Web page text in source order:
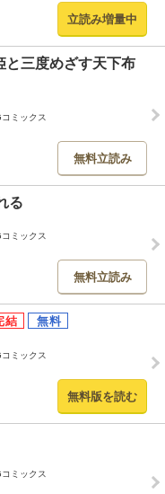
立読み増量中
と三度めざす天下布
ミックス
無料立読み
る
ミックス
無料立読み
ミックス
無料版を読む
ミックス